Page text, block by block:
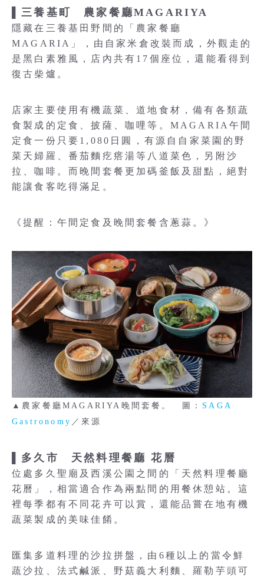
▌三養基町 農家餐廳MAGARIYA
隱藏在三養基田野間的「農家餐廳
MAGARIA」，由自家米倉改裝而成，外觀走的
是黑白素雅風，店內共有17個座位，還能看得到
復古柴爐。
店家主要使用有機蔬菜、道地食材，備有各類蔬
食製成的定食、披薩、咖哩等。MAGARIA午間
定食一份只要1,080日圓，有源自自家菜園的野
菜天婦羅、番茄麵疙瘩湯等八道菜色，另附沙
拉、咖啡。而晚間套餐更加碼釜飯及甜點，絕對
能讓食客吃得滿足。
《提醒：午間定食及晚間套餐含蔥蒜。》
▲農家餐廳MAGARIYA晚間套餐。 圖： SAGA
Gastronomy ／來源
▌多久市 天然料理餐廳 花曆
位處多久聖廟及西溪公園之間的「天然料理餐廳
花曆」，相當適合作為兩點間的用餐休憩站。這
裡每季都有不同花卉可以賞，還能品嘗在地有機
蔬菜製成的美味佳餚。
匯集多道料理的沙拉拼盤，由6種以上的當令鮮
蔬沙拉、法式鹹派、野菇義大利麵、羅勒芋頭可